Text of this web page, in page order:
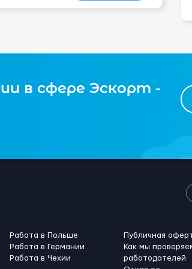
в сфере Эскорт -
Работа в Польше
Работа в Германии
Работа в Чехии
Публичная
Как мы
работодателей